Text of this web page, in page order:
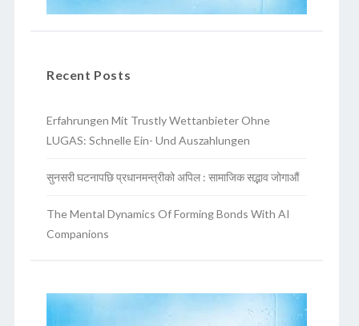
Recent Posts
Erfahrungen Mit Trustly Wettanbieter Ohne
LUGAS: Schnelle Ein- Und Auszahlungen
सुनसरी घटनापछि प्रधानमन्त्रीको अपिल : सामाजिक सद्भाव जोगाऔं
The Mental Dynamics Of Forming Bonds With AI
Companions